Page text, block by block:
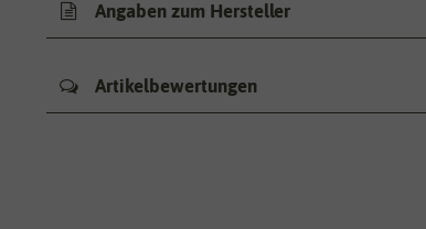
Angaben zum Hersteller
Artikelbewertungen